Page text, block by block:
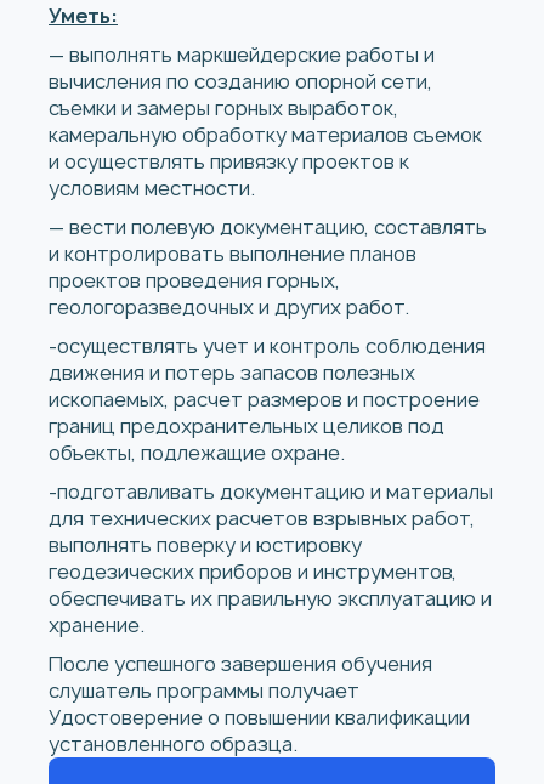
Уметь:
— выполнять маркшейдерские работы и
вычисления по созданию опорной сети,
съемки и замеры горных выработок,
камеральную обработку материалов съемок
и осуществлять привязку проектов к
условиям местности.
— вести полевую документацию, составлять
и контролировать выполнение планов
проектов проведения горных,
геологоразведочных и других работ.
-осуществлять учет и контроль соблюдения
движения и потерь запасов полезных
ископаемых, расчет размеров и построение
границ предохранительных целиков под
объекты, подлежащие охране.
-подготавливать документацию и материалы
для технических расчетов взрывных работ,
выполнять поверку и юстировку
геодезических приборов и инструментов,
обеспечивать их правильную эксплуатацию и
хранение.
После успешного завершения обучения
слушатель программы получает
Удостоверение о повышении квалификации
установленного образца.